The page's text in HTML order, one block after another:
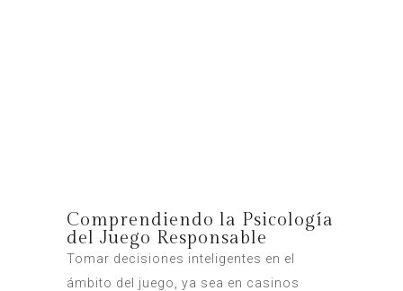
Comprendiendo la Psicología
del Juego Responsable
Tomar decisiones inteligentes en el
ámbito del juego, ya sea en casinos